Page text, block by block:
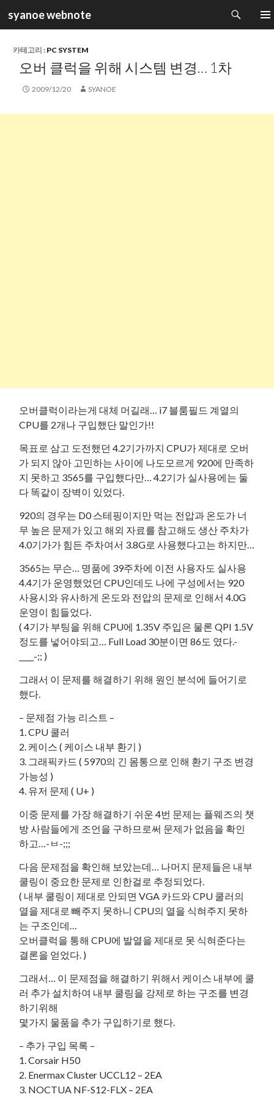
syanoe webnote
색
츠
기
카테고리 : PC SYSTEM
오버 클럭을 위해 시스템 변경… 1차
2009/12/20 SYANOE
오버클럭이라는게 대체 머길래… i7 블룸필드 계열의
CPU를 2개나 구입했단 말인가!!
목표로 삼고 도전했던 4.2기가까지 CPU가 제대로 오버
가 되지 않아 고민하는 사이에 나도모르게 920에 만족하
지 못하고 3565를 구입했다만… 4.2기가 실사용에는 둘
다 똑같이 장벽이 있었다.
920의 경우는 D0 스테핑이지만 먹는 전압과 온도가 너
무 높은 문제가 있고 해외 자료를 참고해도 생산 주차가
4.0기가가 힘든 주차여서 3.8G로 사용했다고는 하지만…
3565는 무슨… 명품에 39주차에 이전 사용자도 실사용
4.4기가 운영했었던 CPU인데도 나에 구성에서는 920
사용시와 유사하게 온도와 전압의 문제로 인해서 4.0G
운영이 힘들었다.
( 4기가 부팅을 위해 CPU에 1.35V 주입은 물론 QPI 1.5V
정도를 넣어야되고… Full Load 30분이면 86도 였다.-
____-;; )
그래서 이 문제를 해결하기 위해 원인 분석에 들어기로
했다.
– 문제점 가능 리스트 –
1. CPU 쿨러
2. 케이스 ( 케이스 내부 환기 )
3. 그래픽카드 ( 5970의 긴 몸통으로 인해 환기 구조 변경
가능성 )
4. 유저 문제 ( U+ )
이중 문제를 가장 해결하기 쉬운 4번 문제는 플웨즈의 챗
방 사람들에게 조언을 구하므로써 문제가 없음을 확인
하고…-ㅂ-;;;
다음 문제점을 확인해 보았는데… 나머지 문제들은 내부
쿨링이 중요한 문제로 인한걸로 추정되었다.
( 내부 쿨링이 제대로 안되면 VGA 카드와 CPU 쿨러의
열을 제대로 빼주지 못하니 CPU의 열을 식혀주지 못하
는 구조인데…
오버클럭을 통해 CPU에 발열을 제대로 못 식혀준다는
결론을 얻었다. )
그래서… 이 문제점을 해결하기 위해서 케이스 내부에 쿨
러 추가 설치하여 내부 쿨링을 강제로 하는 구조를 변경
하기위해
몇가지 물품을 추가 구입하기로 했다.
– 추가 구입 목록 –
1. Corsair H50
2. Enermax Cluster UCCL12 – 2EA
3. NOCTUA NF-S12-FLX – 2EA